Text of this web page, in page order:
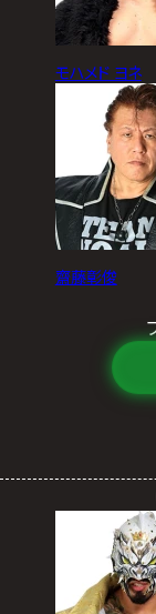
モハメド ヨネ
齋藤彰俊